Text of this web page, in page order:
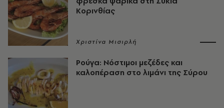
Κορινθίας
Χριστίνα Μισιρλή
Ρούγα: Νόστιμοι μεζέδες και
καλοπέραση στο λιμάνι της Σύρου